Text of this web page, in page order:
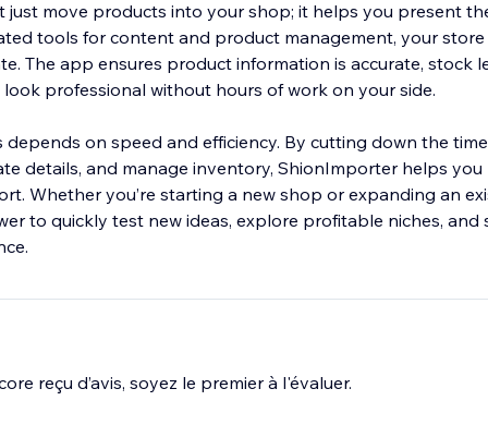
just move products into your shop; it helps you present
tools for content and product management, your store
The app ensures product information is accurate, stock
professional without hours of work on your side.
on speed and efficiency. By cutting down the
details, and manage inventory, ShionImporter helps you
Whether you’re starting a new shop or expanding an
to quickly test new ideas, explore profitable niches, and
reçu d’avis, soyez le premier à l'évaluer.